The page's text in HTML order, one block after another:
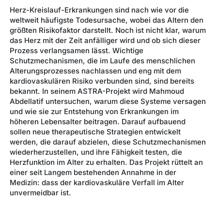
Herz-Kreislauf-Erkrankungen sind nach wie vor die
weltweit häufigste Todesursache, wobei das Altern den
größten Risikofaktor darstellt. Noch ist nicht klar, warum
das Herz mit der Zeit anfälliger wird und ob sich dieser
Prozess verlangsamen lässt. Wichtige
Schutzmechanismen, die im Laufe des menschlichen
Alterungsprozesses nachlassen und eng mit dem
kardiovaskulären Risiko verbunden sind, sind bereits
bekannt. In seinem ASTRA-Projekt wird Mahmoud
Abdellatif untersuchen, warum diese Systeme versagen
und wie sie zur Entstehung von Erkrankungen im
höheren Lebensalter beitragen. Darauf aufbauend
sollen neue therapeutische Strategien entwickelt
werden, die darauf abzielen, diese Schutzmechanismen
wiederherzustellen, und ihre Fähigkeit testen, die
Herzfunktion im Alter zu erhalten. Das Projekt rüttelt an
einer seit Langem bestehenden Annahme in der
Medizin: dass der kardiovaskuläre Verfall im Alter
unvermeidbar ist.